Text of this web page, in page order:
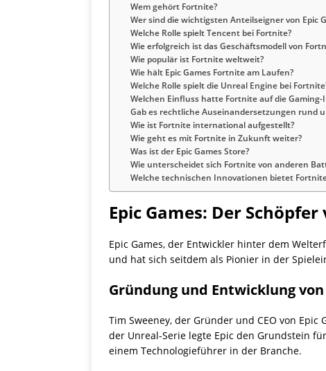
Wem gehört Fortnite?
Wer sind die wichtigsten Anteilseigner von Epic
Welche Rolle spielt Tencent bei Fortnite?
Wie erfolgreich ist das Geschäftsmodell von
Wie populär ist Fortnite weltweit?
Wie hält Epic Games Fortnite am Laufen?
Welche Rolle spielt die Unreal Engine bei
Welchen Einfluss hatte Fortnite auf die Gaming-
Gab es rechtliche Auseinandersetzungen rund
Wie ist Fortnite international aufgestellt?
Wie geht es mit Fortnite in Zukunft weiter?
Was ist der Epic Games Store?
Wie unterscheidet sich Fortnite von anderen
Welche technischen Innovationen bietet
Epic Games: Der
Epic Games, der Entwickler hinter dem
und hat sich seitdem als Pionier in der
Gründung und Entwicklung von
Tim Sweeney, der Gründer und CEO von
der Unreal-Serie legte Epic den Grundstein
einem Technologieführer in der Branche.